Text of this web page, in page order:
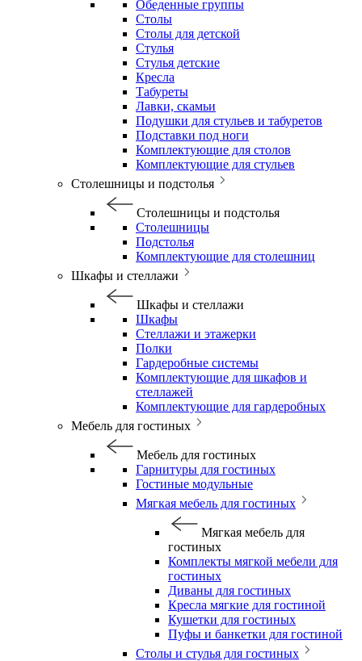
Обеденные группы
Столы
Столы для детской
Стулья
Стулья детские
Кресла
Табуреты
Лавки, скамьи
Подушки для стульев и табуретов
Подставки под ноги
Комплектующие для столов
Комплектующие для стульев
Столешницы и подстолья
Столешницы и подстолья
Столешницы
Подстолья
Комплектующие для столешниц
Шкафы и стеллажи
Шкафы и стеллажи
Шкафы
Стеллажи и этажерки
Полки
Гардеробные системы
Комплектующие для шкафов и
стеллажей
Комплектующие для гардеробных
Мебель для гостиных
Мебель для гостиных
Гарнитуры для гостиных
Гостиные модульные
Мягкая мебель для гостиных
Мягкая мебель для
гостиных
Комплекты мягкой мебели для
гостиных
Диваны для гостиных
Кресла мягкие для гостиной
Кушетки для гостиных
Пуфы и банкетки для гостиной
Столы и стулья для гостиных